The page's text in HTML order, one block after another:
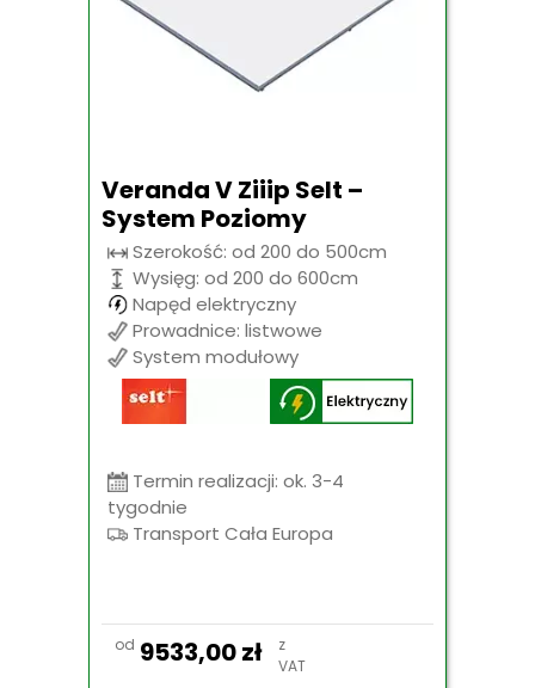
Veranda V Ziiip Selt –
System Poziomy
Szerokość: od 200 do 500cm
Wysięg: od 200 do 600cm
Napęd elektryczny
Prowadnice: listwowe
System modułowy
Termin realizacji: ok. 3-4
tygodnie
Transport Cała Europa
od 9533,00zł
z
VAT